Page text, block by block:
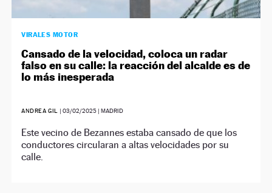
VIRALES MOTOR
Cansado de la velocidad, coloca un radar
falso en su calle: la reacción del alcalde es de
lo más inesperada
ANDREA GIL | 03/02/2025| MADRID
Este vecino de Bezannes estaba cansado de que los
conductores circularan a altas velocidades por su
calle.